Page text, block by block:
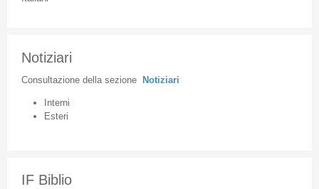
Notiziari
Consultazione della sezione Notiziari
Interni
Esteri
IF Biblio